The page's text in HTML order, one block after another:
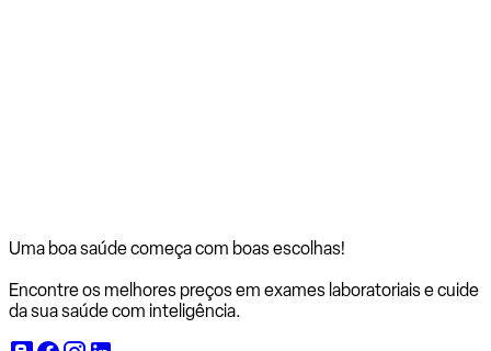
Uma boa saúde começa com boas escolhas!
Encontre os melhores preços em exames laboratoriais e cuide
da sua saúde com inteligência.